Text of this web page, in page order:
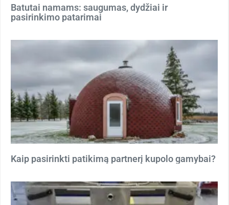
Batutai namams: saugumas, dydžiai ir
pasirinkimo patarimai
Kaip pasirinkti patikimą partnerį kupolo gamybai?